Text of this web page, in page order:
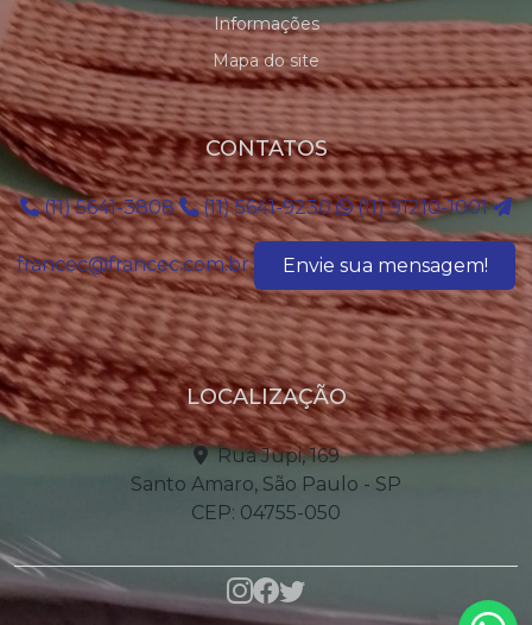
Informações
Mapa do site
CONTATOS
(11) 5641-3808 (11) 5641-9230 (11) 91210-1001
francec@francec.com.br Envie sua mensagem!
LOCALIZAÇÃO
Rua Jupi, 169
Santo Amaro, São Paulo - SP
CEP: 04755-050